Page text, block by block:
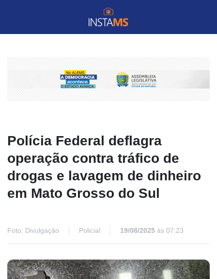
Polícia Federal deflagra
operação contra tráfico de
drogas e lavagem de dinheiro
em Mato Grosso do Sul
Foto: Divulgação Policial 19/08/2025 às 07:23